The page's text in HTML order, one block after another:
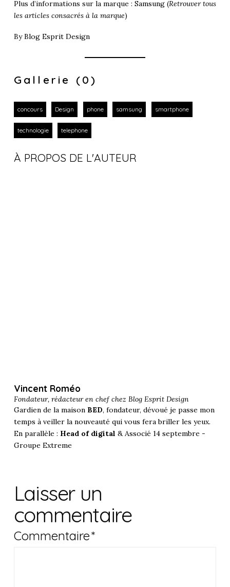
Plus d’informations sur la marque :Samsung (Retrouver tous
les articles consacrés à la marque)
ByBlog Esprit Design
Gallerie (0)
concours Design phone samsung smartphone
technologie telephone
À PROPOS DE L'AUTEUR
Vincent Roméo
Fondateur, rédacteur en chef chez Blog Esprit Design
Gardien de la maison BED, fondateur, dévoué je passe mon
temps à veiller la nouveauté qui vous fera briller les yeux.
En parallèle : Head of digital & Associé 14 septembre -
Groupe Extreme
Laisser un
commentaire
Commentaire*